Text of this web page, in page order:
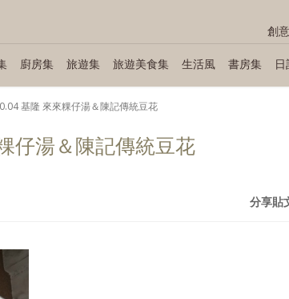
創
廚房集 旅遊集 旅遊美食集 生活風 書房集
基隆 來來粿仔湯＆陳記傳統豆花
仔湯＆陳記傳統豆花
分享